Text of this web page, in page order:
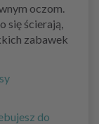
oczom.
się ścierają,
zabawek
do